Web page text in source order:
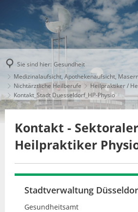
Sie sind hier: Gesundheit
Medizinalaufsicht, Apothekenaufsicht,
Nichtärztliche Heilberufe
Heilpraktiker /
Kontakt_Stadt Duesseldorf_HP-Physio
Kontakt - Sektoraler
Heilpraktiker
Stadtverwaltung
Gesundheitsamt